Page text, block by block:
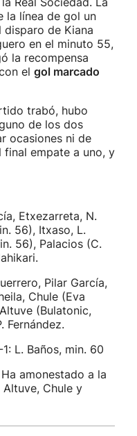
la línea de gol un
disparo de Kiana
en el minuto 55,
la recompensa
el gol marcado
trabó, hubo
de los dos
ocasiones ni de
empate a uno, y
Etxezarreta, N.
56), Itxaso, L.
56), Palacios (C.
Pilar García,
Chule (Eva
(Bulatonic,
Fernández.
L. Baños, min. 60
amonestado a la
Chule y